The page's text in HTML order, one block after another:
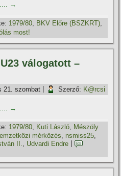
→
1979/80 BKV Előre (BSZKRT)
most!
válogatott –
21. szombat Szerző: K@rcsi
→
1979/80 Kuti László
Mészöly
mérkőzés, nsmiss25,
II. Udvardi Endre